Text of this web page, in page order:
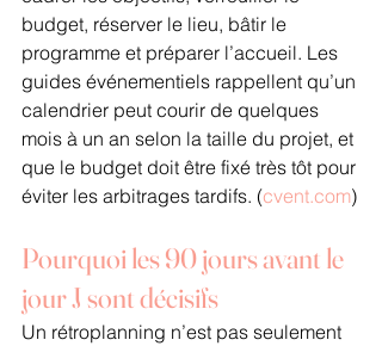
budget, réserver le lieu, bâtir le
programme et préparer l’accueil. Les
guides événementiels rappellent qu’un
calendrier peut courir de quelques
mois à un an selon la taille du projet, et
que le budget doit être fixé très tôt pour
éviter les arbitrages tardifs. (cvent.com)
Pourquoi les 90 jours avant le
jour J sont décisifs
Un rétroplanning n’est pas seulement